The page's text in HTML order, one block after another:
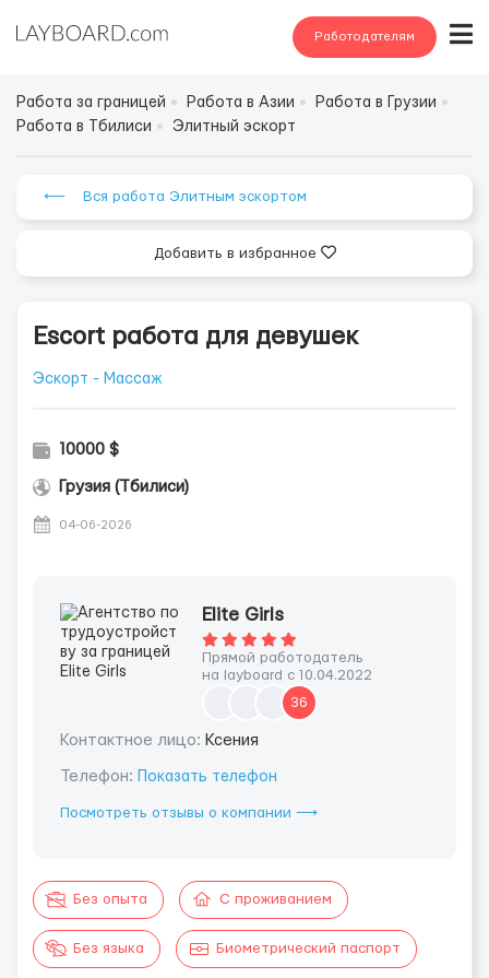
Работодателям
Работа за границей Работа в Азии
Работа в Грузии
Работа в Тбилиси
Элитный эскорт
⟵ Вся работа Элитным эскортом
Добавить в избранное
Escort работа для девушек
Эскорт - Массаж
10000 $
Грузия (Тбилиси)
04-06-2026
Elite Girls
Прямой работодатель
на layboard с 10.04.2022
36
Контактное лицо: Ксения
Телефон: Показать телефон
Посмотреть отзывы о компании ⟶
Без опыта С проживанием
Без языка Биометрический паспорт